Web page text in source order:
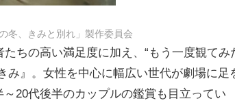
冬、きみと別れ」製作委員会
ちの高い満足度に加え、“もう一度観てみ
み』。女性を中心に幅広い世代が劇場に足
20代後半のカップルの鑑賞も目立ってい